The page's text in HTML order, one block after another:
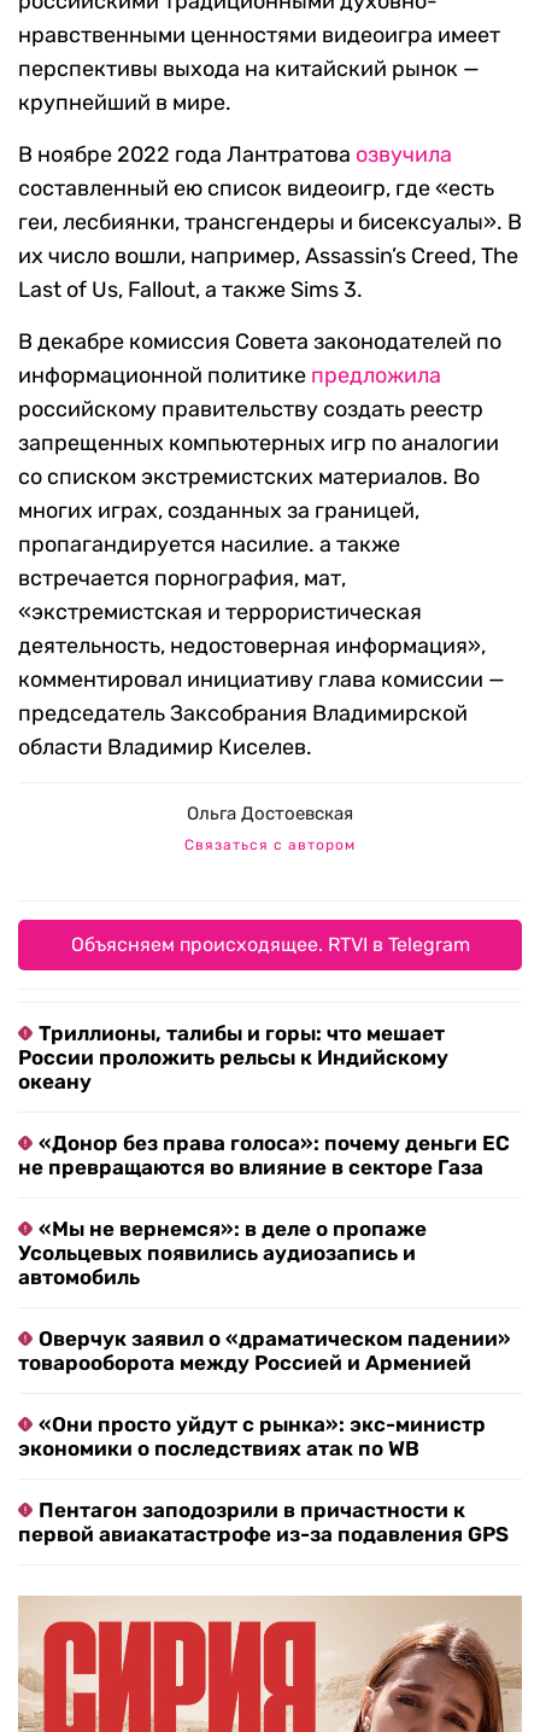
нравственными ценностями видеоигра имеет
перспективы выхода на китайский рынок —
крупнейший в мире.
В ноябре 2022 года Лантратова озвучила
составленный ею список видеоигр, где «есть
геи, лесбиянки, трансгендеры и бисексуалы». В
их число вошли, например, Assassin’s Creed, The
Last of Us, Fallout, а также Sims 3.
В декабре комиссия Совета законодателей по
информационной политике предложила
российскому правительству создать реестр
запрещенных компьютерных игр по аналогии
со списком экстремистских материалов. Во
многих играх, созданных за границей,
пропагандируется насилие. а также
встречается порнография, мат,
«экстремистская и террористическая
деятельность, недостоверная информация»,
комментировал инициативу глава комиссии —
председатель Заксобрания Владимирской
области Владимир Киселев.
Ольга Достоевская
Связаться с автором
Объясняем происходящее. RTVI в Telegram
Триллионы, талибы и горы: что мешает
России проложить рельсы к Индийскому
океану
«Донор без права голоса»: почему деньги ЕС
не превращаются во влияние в секторе Газа
«Мы не вернемся»: в деле о пропаже
Усольцевых появились аудиозапись и
автомобиль
Оверчук заявил о «драматическом падении»
товарооборота между Россией и Арменией
«Они просто уйдут с рынка»: экс-министр
экономики о последствиях атак по WB
Пентагон заподозрили в причастности к
первой авиакатастрофе из-за подавления GPS